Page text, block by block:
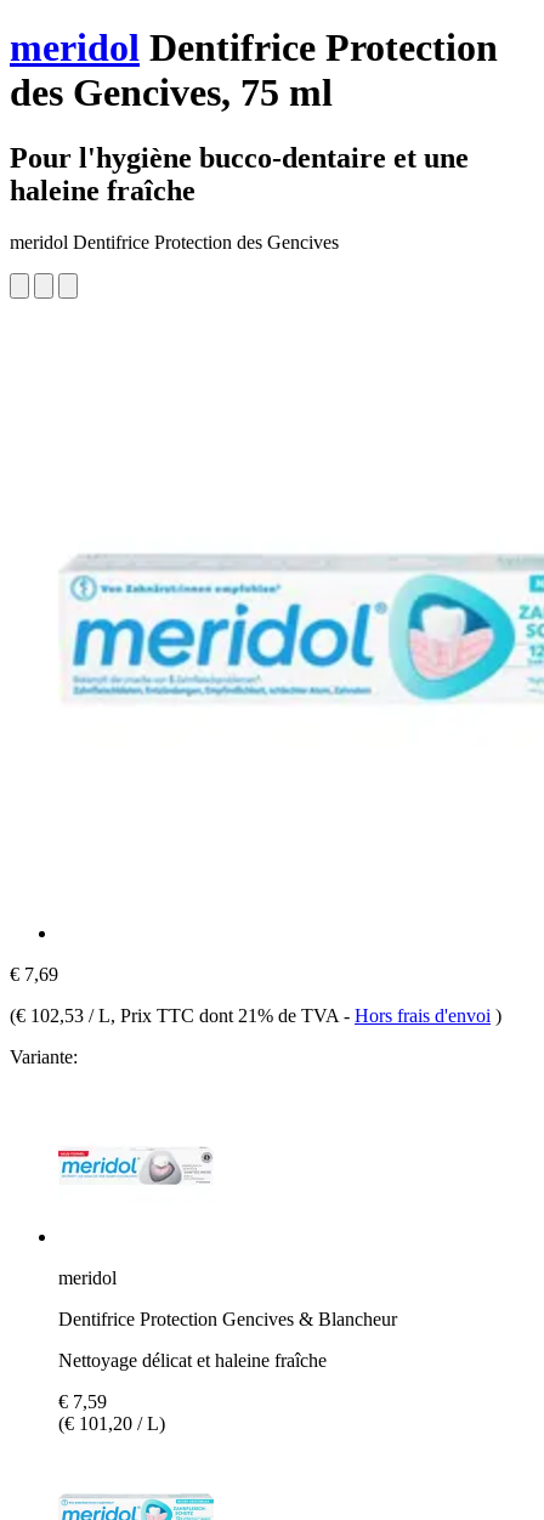
meridol Dentifrice Protection
des Gencives, 75 ml
Pour l'hygiène bucco-dentaire et une
haleine fraîche
meridol Dentifrice Protection des Gencives
€ 7,69
(€ 102,53 / L, Prix TTC dont 21% de TVA - Hors frais d'envoi )
Variante:
meridol
Dentifrice Protection Gencives & Blancheur
Nettoyage délicat et haleine fraîche
€ 7,59
(€ 101,20 / L)